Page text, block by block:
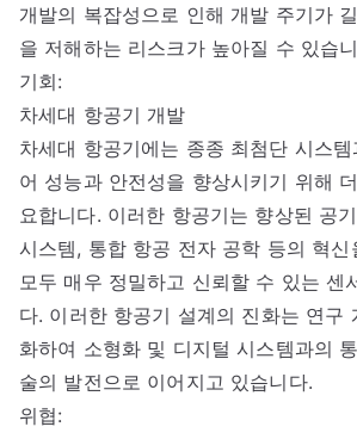
개발의 복잡성으로 인해 개발 주기가
을 저해하는 리스크가 높아질 수 있습
기회:
차세대 항공기 개발
차세대 항공기에는 종종 최첨단 시스
어 성능과 안전성을 향상시키기 위해
요합니다. 이러한 항공기는 향상된 공
시스템, 통합 항공 전자 공학 등의 혁신
모두 매우 정밀하고 신뢰할 수 있는 센
다. 이러한 항공기 설계의 진화는 연구
화하여 소형화 및 디지털 시스템과의
술의 발전으로 이어지고 있습니다.
위협: